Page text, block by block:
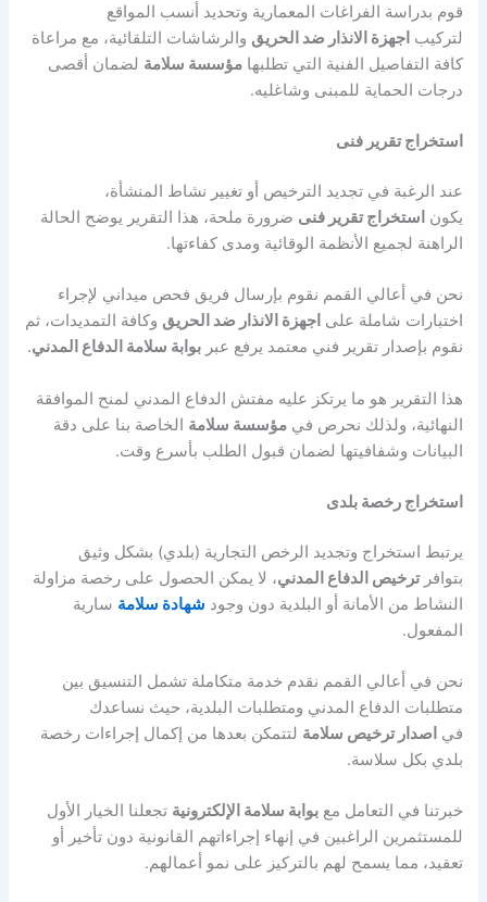
قوم بدراسة الفراغات المعمارية وتحديد أنسب المواقع
لتركيب اجهزة الانذار ضد الحريق والرشاشات التلقائية، مع مراعاة
كافة التفاصيل الفنية التي تطلبهامؤسسة سلامة لضمان أقصى
درجات الحماية للمبنى وشاغليه.
استخراج تقرير فنى
عند الرغبة في تجديد الترخيص أو تغيير نشاط المنشأة،
يكون استخراج تقرير فنى ضرورة ملحة، هذا التقرير يوضح الحالة
الراهنة لجميع الأنظمة الوقائية ومدى كفاءتها.
نحن في أعالي القمم نقوم بإرسال فريق فحص ميداني لإجراء
اختبارات شاملة على اجهزة الانذار ضد الحريق وكافة التمديدات، ثم
نقوم بإصدار تقرير فني معتمد يرفع عبربوابة سلامة الدفاع المدني.
هذا التقرير هو ما يرتكز عليه مفتش الدفاع المدني لمنح الموافقة
النهائية، ولذلك نحرص فيمؤسسة سلامة الخاصة بنا على دقة
البيانات وشفافيتها لضمان قبول الطلب بأسرع وقت.
استخراج رخصة بلدى
يرتبط استخراج وتجديد الرخص التجارية (بلدي) بشكل وثيق
بتوافرترخيص الدفاع المدني، لا يمكن الحصول على رخصة مزاولة
النشاط من الأمانة أو البلدية دون وجود شهادة سلامة سارية
المفعول.
نحن في أعالي القمم نقدم خدمة متكاملة تشمل التنسيق بين
متطلبات الدفاع المدني ومتطلبات البلدية، حيث نساعدك
في اصدار ترخيص سلامة لتتمكن بعدها من إكمال إجراءات رخصة
بلدي بكل سلاسة.
خبرتنا في التعامل معبوابة سلامة الإلكترونية تجعلنا الخيار الأول
للمستثمرين الراغبين في إنهاء إجراءاتهم القانونية دون تأخير أو
تعقيد، مما يسمح لهم بالتركيز على نمو أعمالهم.